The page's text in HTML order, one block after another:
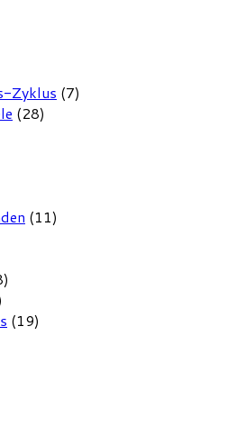
Zyklus (7)
(28)
(11)
(19)